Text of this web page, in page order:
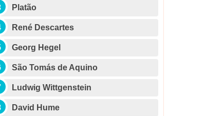
Platão
René Descartes
Georg Hegel
São Tomás de Aquino
Ludwig Wittgenstein
David Hume